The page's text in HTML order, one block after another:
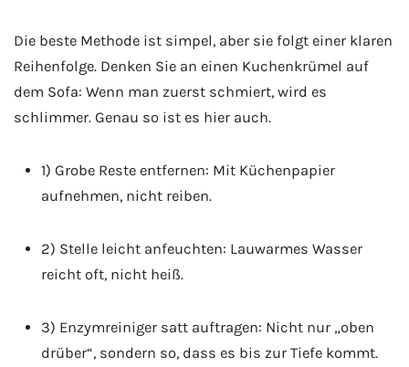
Die beste Methode ist simpel, aber sie folgt einer klaren
Reihenfolge. Denken Sie an einen Kuchenkrümel auf
dem Sofa: Wenn man zuerst schmiert, wird es
schlimmer. Genau so ist es hier auch.
1) Grobe Reste entfernen: Mit Küchenpapier
aufnehmen, nicht reiben.
2) Stelle leicht anfeuchten: Lauwarmes Wasser
reicht oft, nicht heiß.
3) Enzymreiniger satt auftragen: Nicht nur „oben
drüber“, sondern so, dass es bis zur Tiefe kommt.